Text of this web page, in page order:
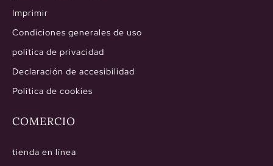
Imprimir
Condiciones generales de uso
política de privacidad
Declaración de accesibilidad
Política de cookies
COMERCIO
tienda en línea